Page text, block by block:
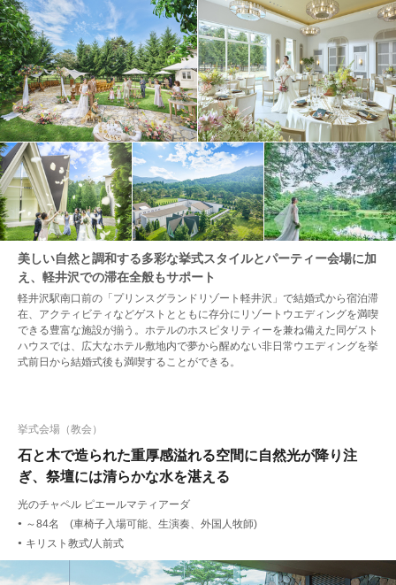
美しい自然と調和する多彩な挙式スタイルとパーティー会場に加
え、軽井沢での滞在全般もサポート
軽井沢駅南口前の「プリンスグランドリゾート軽井沢」で結婚式から宿泊滞
在、アクティビティなどゲストとともに存分にリゾートウエディングを満喫
できる豊富な施設が揃う。ホテルのホスピタリティーを兼ね備えた同ゲスト
ハウスでは、広大なホテル敷地内で夢から醒めない非日常ウエディングを挙
式前日から結婚式後も満喫することができる。
石と木で造られた重厚感溢れる空間に自然光が降り注
ぎ、祭壇には清らかな水を湛える
挙式会場（教会）
光のチャペル ピエールマティアーダ
● ～84名 (車椅子入場可能、生演奏、外国人牧師)
● キリスト教式/人前式